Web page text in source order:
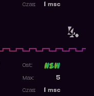
4.
msc
Czas:
Ost:
5
Max:
msc
Czas: